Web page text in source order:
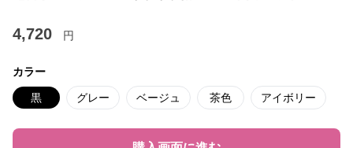
4,720 円
カラー
黒 グレー ベージュ 茶色 アイボリー